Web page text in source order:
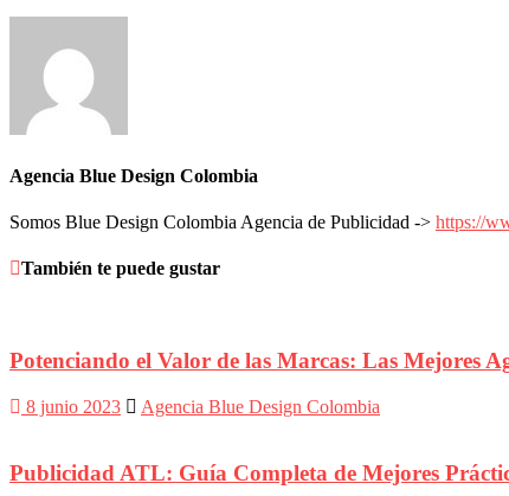
Publicitarias,
Alianzas,
Clientes,
Innovación,
Tecnología,
Artículos,
Contenidos
Calidad,
Mercadotecnia,
Eventos
Colecciónes,
TV,
Agencia Blue Design Colombia
Somos Blue Design Colombia Agencia de Publicidad -> https://
También te puede gustar
Potenciando el Valor de las Marcas: Las Mejores
8 junio 2023 Agencia Blue Design Colombia
Publicidad ATL: Guía Completa de Mejores